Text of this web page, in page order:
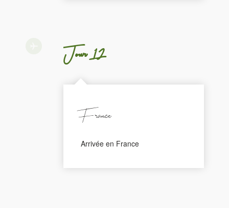
Jour 12
France
Arrivée en France